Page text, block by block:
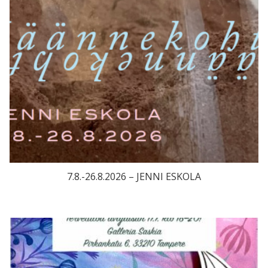
7.8.-26.8.2026 – JENNI ESKOLA